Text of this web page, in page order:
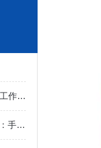
便携式手持荧光光谱仪的具体工作流程及应用场景
矿业勘探进入 “现场快检时代”：手持光谱仪成地质人的新标配